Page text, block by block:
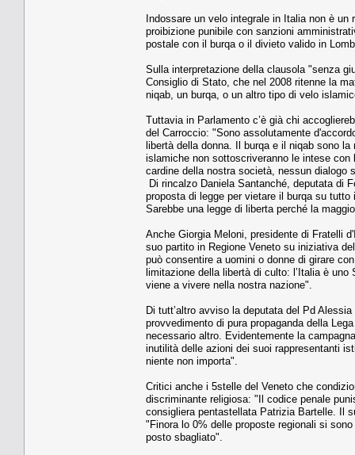
Indossare un velo integrale in Italia non è
proibizione punibile con sanzioni
postale con il burqa o il divieto valido in
Sulla interpretazione della clausola "senza
Consiglio di Stato, che nel 2008 ritenne la
niqab, un burqa, o un altro tipo di velo
Tuttavia in Parlamento c’è già chi
del Carroccio: "Sono assolutamente
libertà della donna. Il burqa e il niqab sono
islamiche non sottoscriveranno le intese
cardine della nostra società, nessun dialogo
Di rincalzo Daniela Santanché, deputata di
proposta di legge per vietare il burqa su
Sarebbe una legge di liberta perché la
Anche Giorgia Meloni, presidente di Fratelli
suo partito in Regione Veneto su iniziativa
può consentire a uomini o donne di girare
limitazione della libertà di culto: l’Italia è
viene a vivere nella nostra nazione".
Di tutt’altro avviso la deputata del Pd
provvedimento di pura propaganda della
necessario altro. Evidentemente la
inutilità delle azioni dei suoi rappresentanti
niente non importa".
Critici anche i 5stelle del Veneto che
discriminante religiosa: "Il codice penale
consigliera pentastellata Patrizia Bartelle. Il
"Finora lo 0% delle proposte regionali si
posto sbagliato".